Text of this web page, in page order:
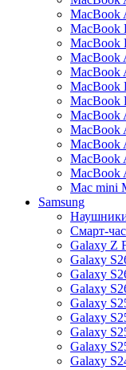
MacBook
MacBook
MacBook
MacBook
MacBook
MacBook
MacBook
MacBook
MacBook
MacBook
MacBook
MacBook
Mac mini
Samsung
Смарт-
Galaxy Z
Galaxy
Galaxy
Galaxy
Galaxy
Galaxy
Galaxy
Galaxy
Galaxy